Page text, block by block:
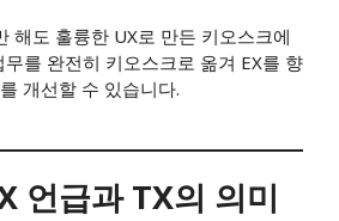
해도 훌륭한 UX로 만든 키오스크에
를 완전히 키오스크로 옮겨 EX를 향
개선할 수 있습니다.
언급과 TX의 의미